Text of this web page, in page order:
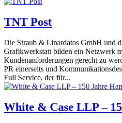
TNT Post
Die Straub & Linardatos GmbH und
Grafikwerkstatt bilden ein Netzwerk
Kundenanforderungen gerecht zu
PR einerseits und
Full Service, der für...
White & Case LLP –